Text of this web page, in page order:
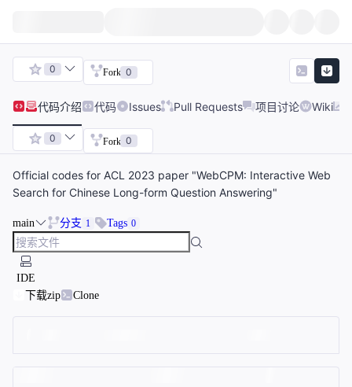
0 Fork 0
代码介绍 代码 Issues Pull Requests 项目讨论 Wiki
0 Fork 0
Official codes for ACL 2023 paper "WebCPM: Interactive Web
Search for Chinese Long-form Question Answering"
main 分支 1 Tags 0
IDE
下载zip
Clone